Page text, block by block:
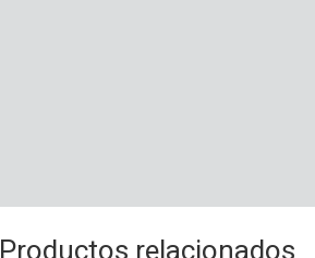
Productos relacionados